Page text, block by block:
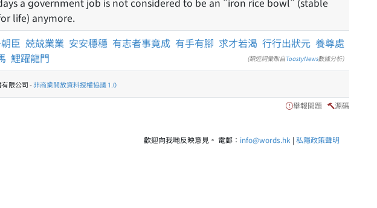
life) anymore.
臣 兢兢業業 安安穩穩 有志者事竟成 有手有腳 求才若渴 行行出狀元 養尊處
鯉躍龍門 (類近詞彙取自ToastyNews數據分析)
限公司 -非商業開放資料授權協議 1.0
舉報問題 源碼
歡迎向我哋反映意見。 電郵： info@words.hk | 私隱政策聲明